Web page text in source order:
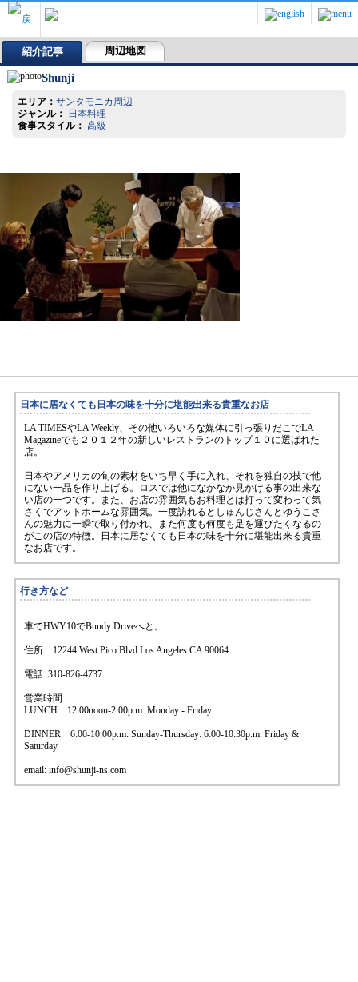
紹介記事 周辺地図
Shunji
エリア：サンタモニカ周辺
ジャンル：
日本料理
食事スタイル： 高級
日本に居なくても日本の味を十分に堪能出来る貴重なお店
LA TIMESやLA Weekly、その他いろいろな媒体に引っ張りだこでLA
Magazineでも２０１２年の新しいレストランのトップ１０に選ばれた
店。
日本やアメリカの旬の素材をいち早く手に入れ、それを独自の技で他
にない一品を作り上げる。ロスでは他になかなか見かける事の出来な
い店の一つです。また、お店の雰囲気もお料理とは打って変わって気
さくでアットホームな雰囲気。一度訪れるとしゅんじさんとゆうこさ
んの魅力に一瞬で取り付かれ、また何度も何度も足を運びたくなるの
がこの店の特徴。日本に居なくても日本の味を十分に堪能出来る貴重
なお店です。
行き方など
車でHWY10でBundy Driveへと。
住所 12244 West Pico Blvd Los Angeles CA 90064
電話: 310-826-4737
営業時間
LUNCH 12:00noon-2:00p.m. Monday - Friday
DINNER 6:00-10:00p.m. Sunday-Thursday: 6:00-10:30p.m. Friday &
Saturday
email: info@shunji-ns.com